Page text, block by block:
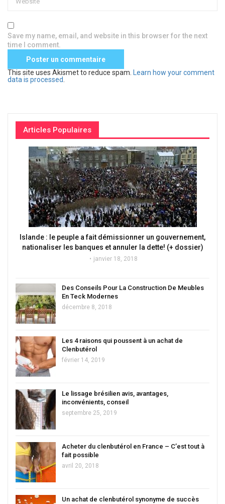
Save my name, email, and website in this browser for the next
time I comment.
This site uses Akismet to reduce spam. Learn how your comment
data is processed.
Articles Populaires
Islande : le peuple a fait démissionner un gouvernement,
nationaliser les banques et annuler la dette! (+ dossier)
janvier 18, 2018
Des Conseils Pour La Construction De Meubles
En Teck Modernes
décembre 8, 2018
Les 4 raisons qui poussent à un achat de
Clenbutérol
février 14, 2019
Le lissage brésilien avis, avantages,
inconvénients, conseil
septembre 25, 2019
Acheter du clenbutérol en France – C’est tout à
fait possible
avril 20, 2018
Un achat de clenbutérol synonyme de succès